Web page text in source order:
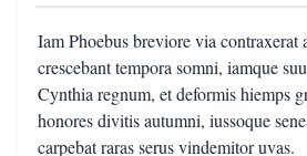
Iam Phoebus breviore via contraxerat
crescebant tempora somni, iamque
Cynthia regnum, et deformis hiemps
honores divitis autumni, iussoque
carpebat raras serus vindemitor uvas.